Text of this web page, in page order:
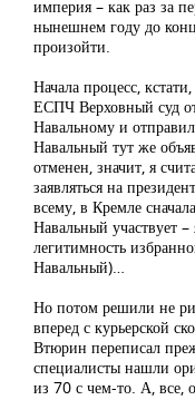
империя – как раз за
нынешнем году до
произойти.
Начала процесс,
ЕСПЧ Верховный суд
Навальному и
Навальный тут же
отменен, значит, я
заявляться на
всему, в Кремле
Навальный участвует –
легитимность
Навальный)…
Но потом решили не
вперед с курьерской
Втюрин переписал
специалисты нашли
из 70 с чем-то. А, все,